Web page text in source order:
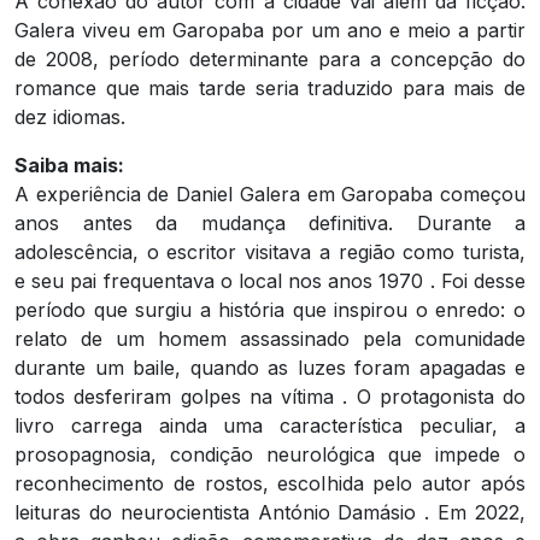
Galera viveu em Garopaba por um ano e meio a partir
de 2008, período determinante para a concepção do
romance que mais tarde seria traduzido para mais de
dez idiomas.
Saiba mais:
A experiência de Daniel Galera em Garopaba começou
anos antes da mudança definitiva. Durante a
adolescência, o escritor visitava a região como turista,
e seu pai frequentava o local nos anos 1970 . Foi desse
período que surgiu a história que inspirou o enredo: o
relato de um homem assassinado pela comunidade
durante um baile, quando as luzes foram apagadas e
todos desferiram golpes na vítima . O protagonista do
livro carrega ainda uma característica peculiar, a
prosopagnosia, condição neurológica que impede o
reconhecimento de rostos, escolhida pelo autor após
leituras do neurocientista António Damásio . Em 2022,